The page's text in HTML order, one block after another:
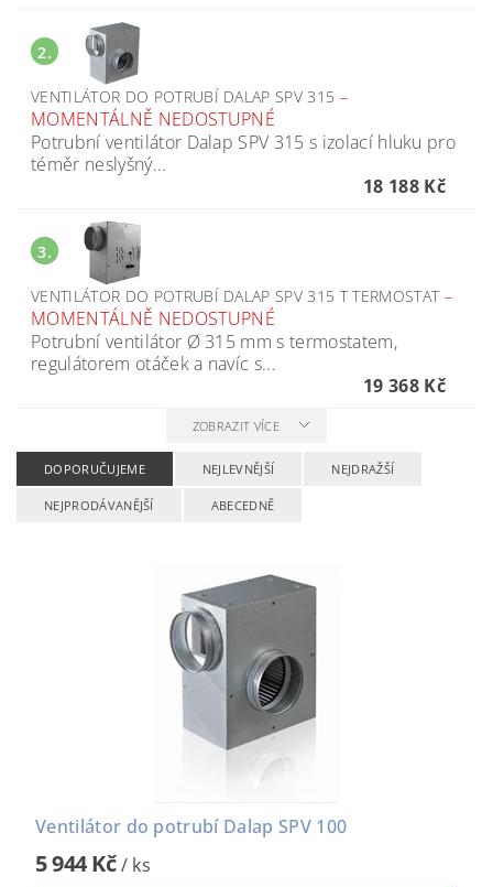
2.
VENTILÁTOR DO POTRUBÍ DALAP SPV 315 –
MOMENTÁLNĚ NEDOSTUPNÉ
Potrubní ventilátor Dalap SPV 315 s izolací hluku pro
téměr neslyšný...
18 188 Kč
3.
VENTILÁTOR DO POTRUBÍ DALAP SPV 315 T TERMOSTAT –
MOMENTÁLNĚ NEDOSTUPNÉ
Potrubní ventilátor Ø 315 mm s termostatem,
regulátorem otáček a navíc s...
19 368 Kč
ZOBRAZIT VÍCE
DOPORUČUJEME NEJLEVNĚJŠÍ NEJDRAŽŠÍ
NEJPRODÁVANĚJŠÍ ABECEDNĚ
Ventilátor do potrubí Dalap SPV 100
5 944 Kč/ ks